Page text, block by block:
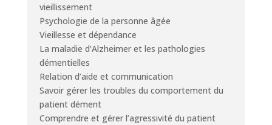
vieillissement
Psychologie de la personne âgée
Vieillesse et dépendance
La maladie d’Alzheimer et les pathologies
démentielles
Relation d’aide et communication
Savoir gérer les troubles du comportement du
patient dément
Comprendre et gérer l’agressivité du patient